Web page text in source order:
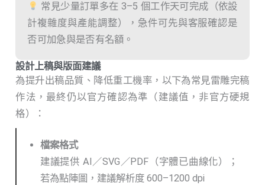
常見少量訂單多在 3–5 個工作天可完成（依設
計複雜度與產能調整），急件可先與客服確認是
否可加急與是否有名額。
設計上稿與版面建議
為提升出稿品質、降低重工機率，以下為常見雷雕完稿
作法，最終仍以官方確認為準（建議值，非官方硬規
格）：
檔案格式
建議提供 AI／SVG／PDF（字體已曲線化）；
若為點陣圖，建議解析度 600–1200 dpi